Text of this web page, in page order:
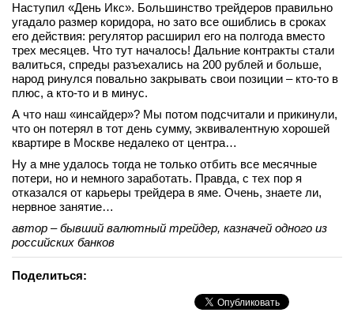
Наступил «День Икс». Большинство трейдеров правильно
угадало размер коридора, но зато все ошиблись в сроках
его действия: регулятор расширил его на полгода вместо
трех месяцев. Что тут началось! Дальние контракты стали
валиться, спреды разъехались на 200 рублей и больше,
народ ринулся повально закрывать свои позиции – кто-то в
плюс, а кто-то и в минус.
А что наш «инсайдер»? Мы потом подсчитали и прикинули,
что он потерял в тот день сумму, эквивалентную хорошей
квартире в Москве недалеко от центра…
Ну а мне удалось тогда не только отбить все месячные
потери, но и немного заработать. Правда, с тех пор я
отказался от карьеры трейдера в яме. Очень, знаете ли,
нервное занятие…
автор – бывший валютный трейдер, казначей одного из
российских банков
Поделиться: